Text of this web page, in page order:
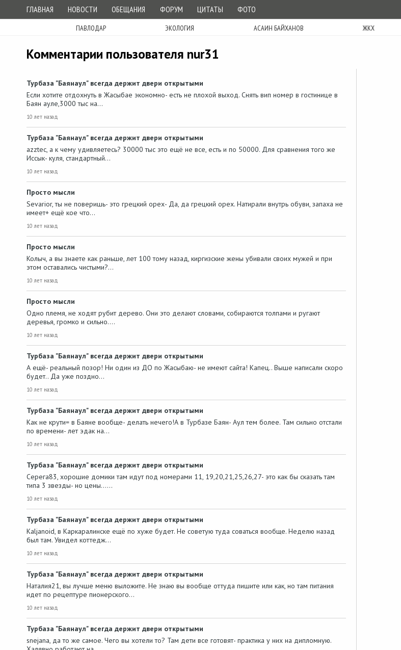
ГЛАВНАЯ НОВОСТИ ОБЕЩАНИЯ ФОРУМ ЦИТАТЫ ФОТО
ПАВЛОДАР ЭКОЛОГИЯ АСАИН БАЙХАНОВ ЖКХ
Комментарии пользователя nur31
Турбаза "Баянаул" всегда держит двери открытыми
Если хотите отдохнуть в Жасыбае экономно- есть не плохой выход. Снять вип номер в гостинице в
Баян ауле,3000 тыс на…
10 лет назад
Турбаза "Баянаул" всегда держит двери открытыми
azztec, а к чему удивляетесь? 30000 тыс это ещё не все, есть и по 50000. Для сравнения того же
Иссык- куля, стандартный…
10 лет назад
Просто мысли
Sevarior, ты не поверишь- это грецкий орех- Да, да грецкий орех. Натирали внутрь обуви, запаха не
имеет+ ещё кое что…
10 лет назад
Просто мысли
Колыч, а вы знаете как раньше, лет 100 тому назад, киргизские жены убивали своих мужей и при
этом оставались чистыми?…
10 лет назад
Просто мысли
Одно племя, не ходят рубит дерево. Они это делают словами, собираются толпами и ругают
деревья, громко и сильно.…
10 лет назад
Турбаза "Баянаул" всегда держит двери открытыми
А ещё- реальный позор! Ни один из ДО по Жасыбаю- не имеют сайта! Капец.. Выше написали скоро
будет.. Да уже поздно…
10 лет назад
Турбаза "Баянаул" всегда держит двери открытыми
Как не крути= в Баяне вообще- делать нечего!А в Турбазе Баян- Аул тем более. Там сильно отстали
по времени- лет эдак на…
10 лет назад
Турбаза "Баянаул" всегда держит двери открытыми
Серега83, хорошие домики там идут под номерами 11, 19,20,21,25,26,27- это как бы сказать там
типа 3 звезды- но цены...…
10 лет назад
Турбаза "Баянаул" всегда держит двери открытыми
Kaljanoid, в Каркаралинске ещё по хуже будет. Не советую туда соваться вообще. Неделю назад
был там. Увидел коттедж…
10 лет назад
Турбаза "Баянаул" всегда держит двери открытыми
Наталия21, вы лучше меню выложите. Не знаю вы вообще оттуда пишите или как, но там питания
идет по рецептуре пионерского…
10 лет назад
Турбаза "Баянаул" всегда держит двери открытыми
snejana, да то же самое. Чего вы хотели то? Там дети все готовят- практика у них на дипломную.